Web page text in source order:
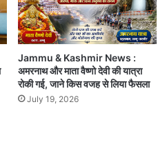
Jammu & Kashmir News :
अमरनाथ और माता वैष्णो देवी की यात्रा
रोकी गई, जाने किस वजह से लिया फैसला
July 19, 2026